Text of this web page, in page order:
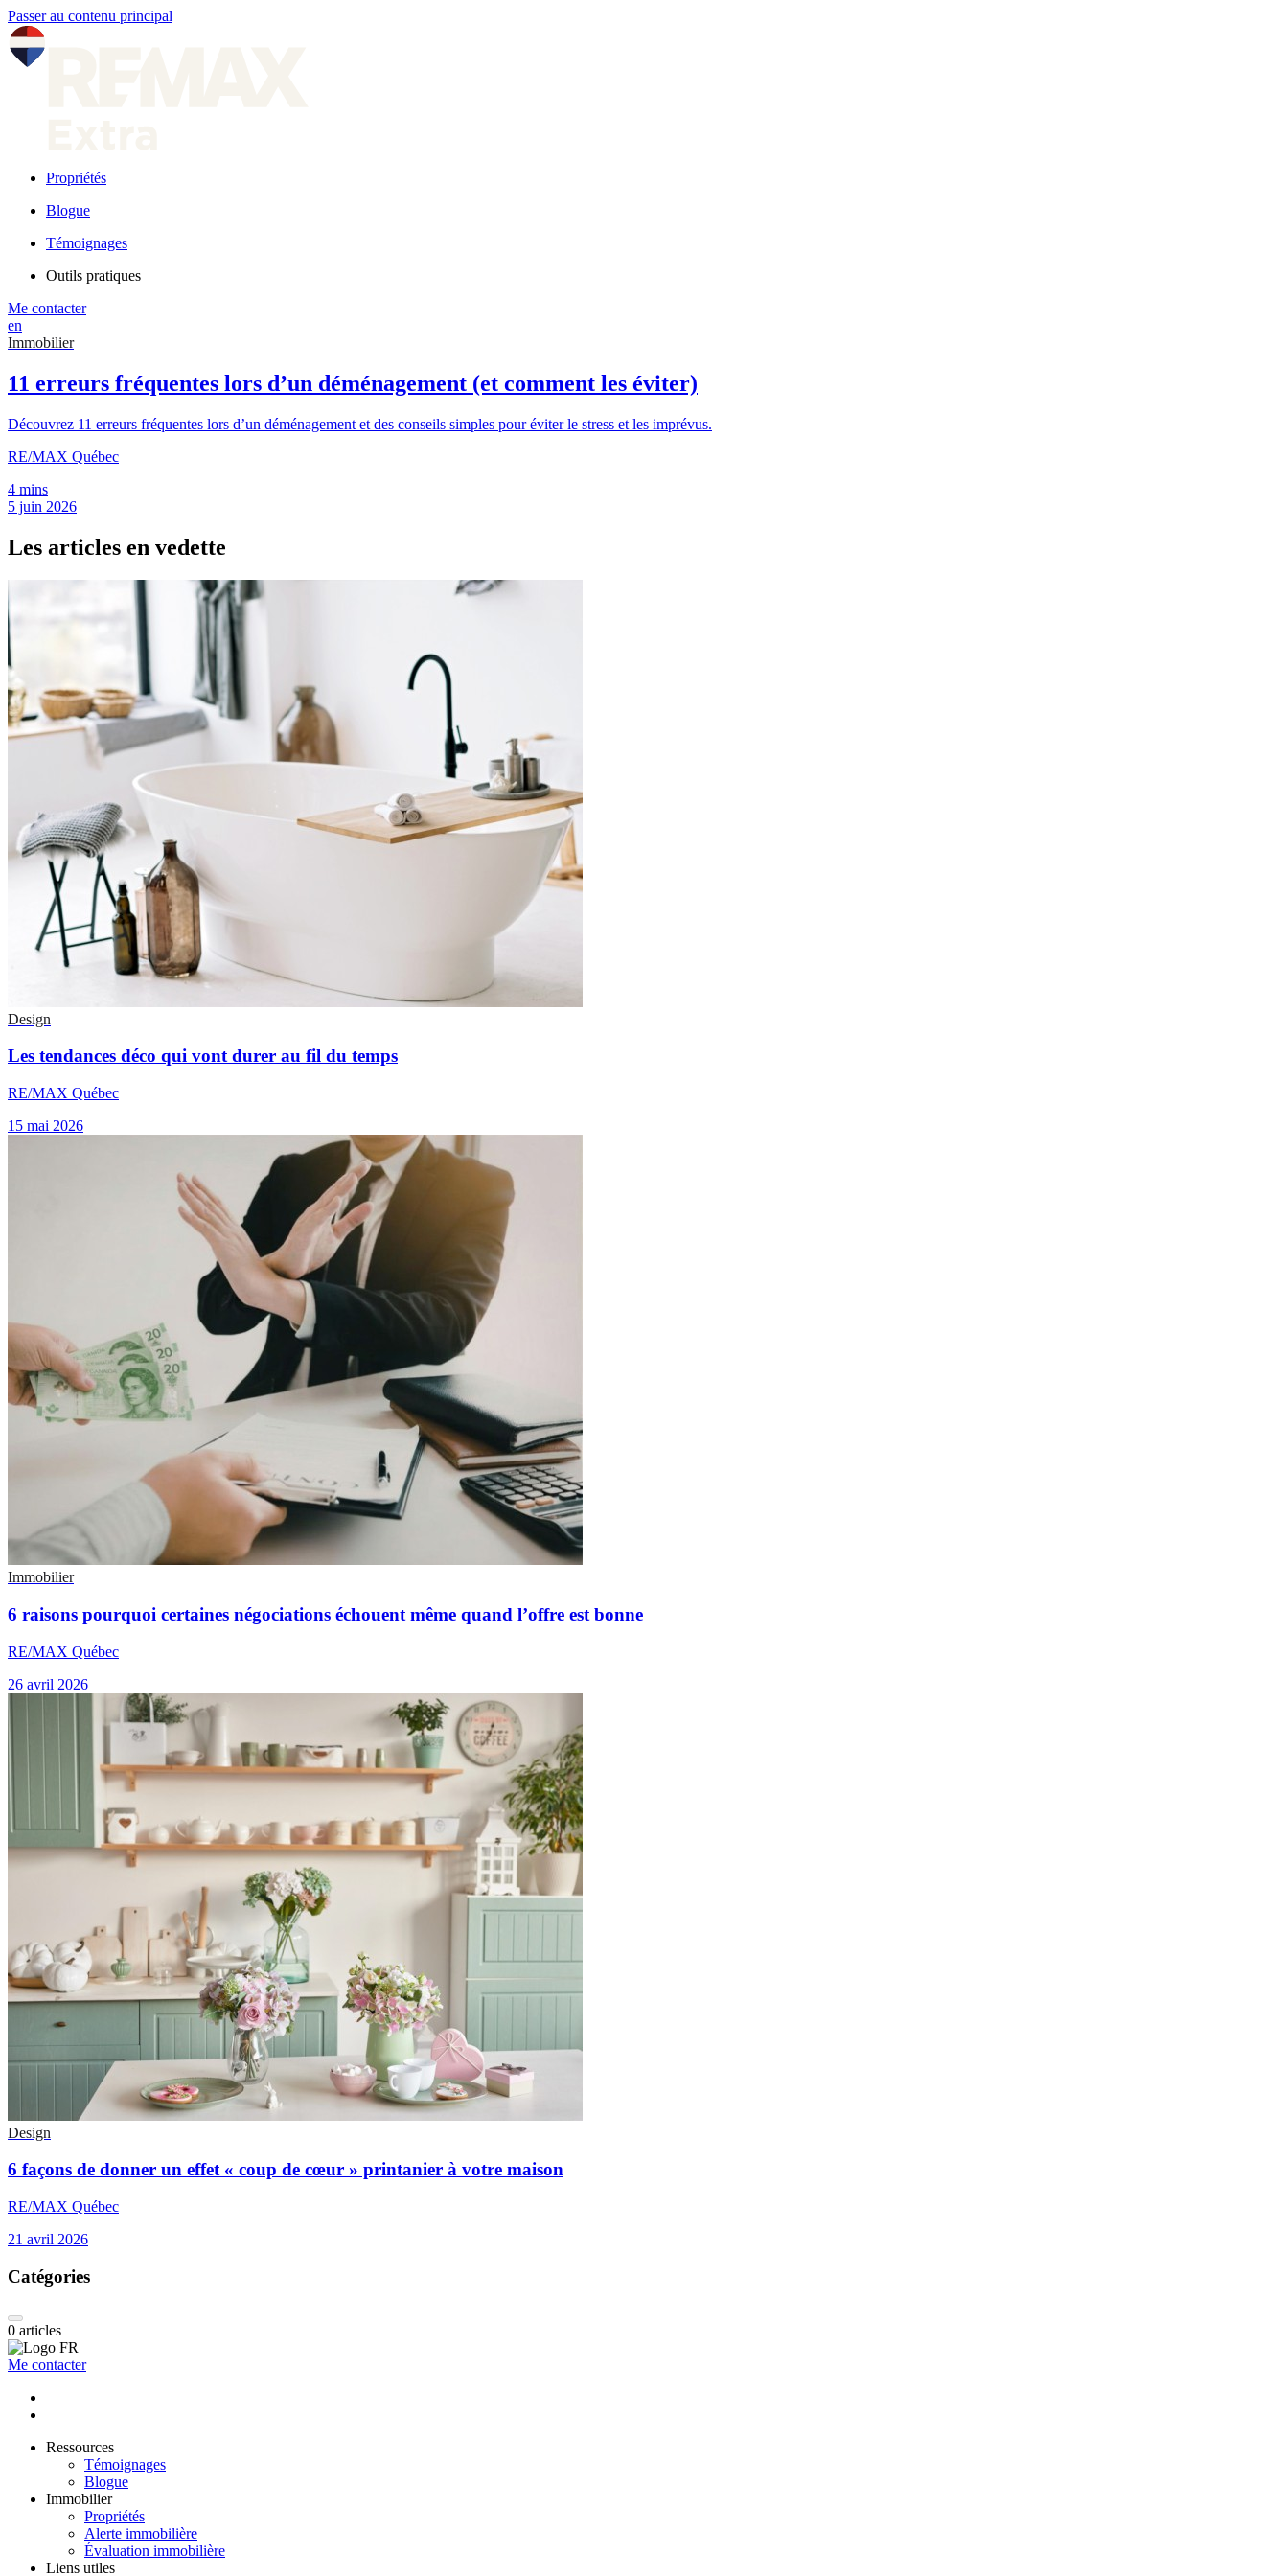
Passer au contenu principal
Propriétés
Blogue
Témoignages
Outils pratiques
Me contacter
en
Immobilier
11 erreurs fréquentes lors d’un déménagement (et comment les éviter)
Découvrez 11 erreurs fréquentes lors d’un déménagement et des conseils simples pour éviter le stress et les imprévus.
RE/MAX Québec
4 mins
5 juin 2026
Les articles en vedette
Design
Les tendances déco qui vont durer au fil du temps
RE/MAX Québec
15 mai 2026
Immobilier
6 raisons pourquoi certaines négociations échouent même quand l’offre est bonne
RE/MAX Québec
26 avril 2026
Design
6 façons de donner un effet « coup de cœur » printanier à votre maison
RE/MAX Québec
21 avril 2026
Catégories
0 articles
Me contacter
Ressources
Témoignages
Blogue
Immobilier
Propriétés
Alerte immobilière
Évaluation immobilière
Liens utiles